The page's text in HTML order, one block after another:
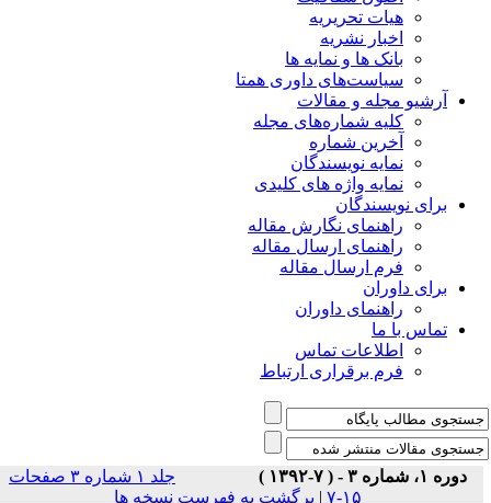
هیات تحریریه
اخبار نشریه
بانک ها و نمایه ها
سیاست‌های داوری همتا
مجله و مقالات
کلیه شماره‌های مجله
آخرین شماره
نمایه نویسندگان
نمایه واژه های کلیدی
نویسندگان
راهنمای نگارش مقاله
راهنمای ارسال مقاله
فرم ارسال مقاله
داوران
راهنمای داوران
با ما
اطلاعات تماس
فرم برقراری ارتباط
جلد ۱ شماره ۳ صفحات
برگشت به فهرست نسخه ها